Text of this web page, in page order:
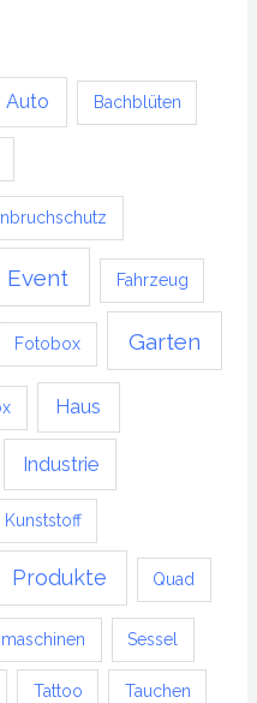
Auto Bachblüten
Event Fahrzeug
Fotobox Garten
Haus
Industrie
Kunststoff
Produkte Quad
Sessel
Tattoo Tauchen